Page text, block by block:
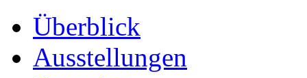
Überblick
Ausstellungen